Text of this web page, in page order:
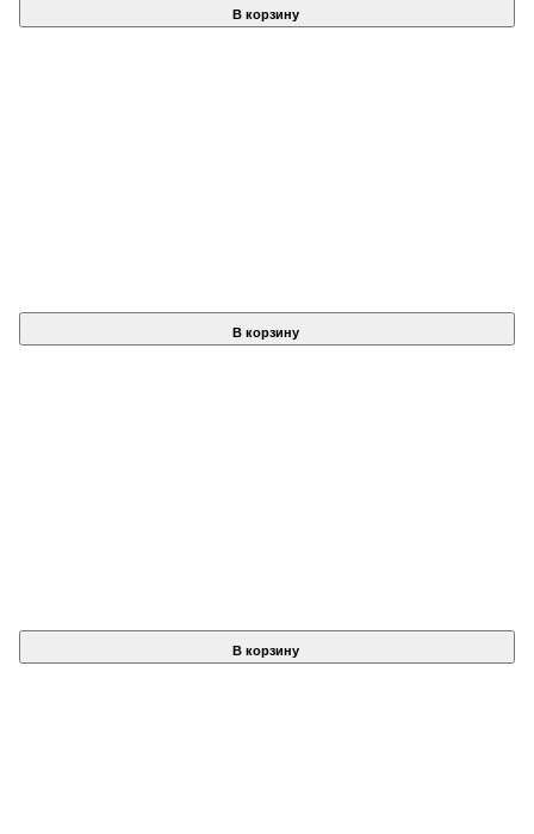
В корзину
В корзину
В корзину